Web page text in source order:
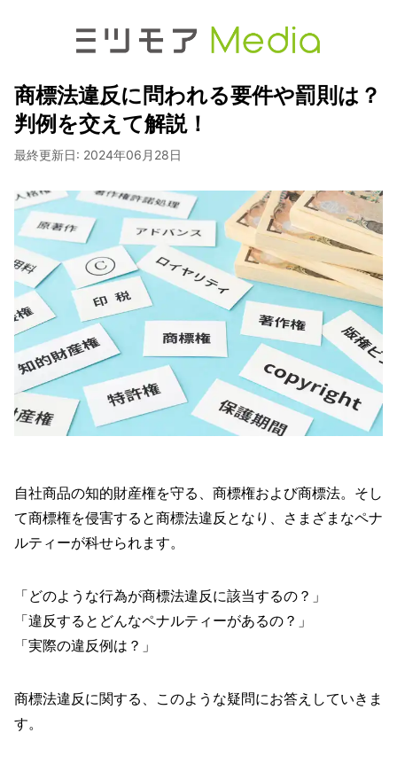
商標法違反に問われる要件や罰則は？
判例を交えて解説！
最終更新日: 2024年06月28日
自社商品の知的財産権を守る、商標権および商標法。そし
て商標権を侵害すると商標法違反となり、さまざまなペナ
ルティーが科せられます。
「どのような行為が商標法違反に該当するの？」
「違反するとどんなペナルティーがあるの？」
「実際の違反例は？」
商標法違反に関する、このような疑問にお答えしていきま
す。